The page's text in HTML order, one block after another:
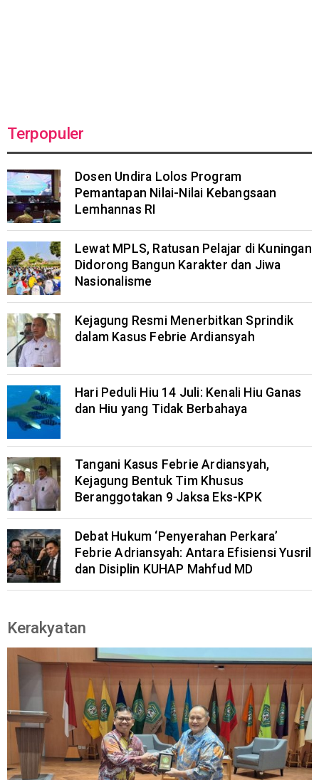
Terpopuler
Dosen Undira Lolos Program
Pemantapan Nilai-Nilai Kebangsaan
Lemhannas RI
Lewat MPLS, Ratusan Pelajar di Kuningan
Didorong Bangun Karakter dan Jiwa
Nasionalisme
Kejagung Resmi Menerbitkan Sprindik
dalam Kasus Febrie Ardiansyah
Hari Peduli Hiu 14 Juli: Kenali Hiu Ganas
dan Hiu yang Tidak Berbahaya
Tangani Kasus Febrie Ardiansyah,
Kejagung Bentuk Tim Khusus
Beranggotakan 9 Jaksa Eks-KPK
Debat Hukum ‘Penyerahan Perkara’
Febrie Adriansyah: Antara Efisiensi Yusril
dan Disiplin KUHAP Mahfud MD
Kerakyatan